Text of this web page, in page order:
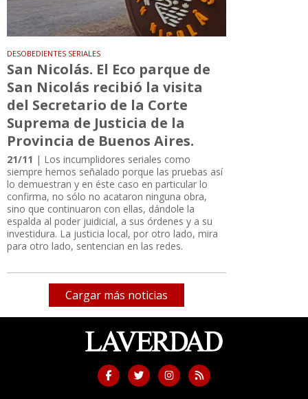
DESOBEDIENTES SERIALES
San Nicolás. El Eco parque de
San Nicolás recibió la visita
del Secretario de la Corte
Suprema de Justicia de la
Provincia de Buenos Aires.
21/11 | Los incumplidores seriales como
siempre hemos señalado porque las pruebas así
lo demuestran y en éste caso en particular lo
confirma, no sólo no acataron ninguna obra,
sino que continuaron con ellas, dándole la
espalda al poder juidicial, a sus órdenes y a su
investidura. La justicia local, por otro lado, mira
para otro lado, sentencian en las redes.
Cargar más noticias